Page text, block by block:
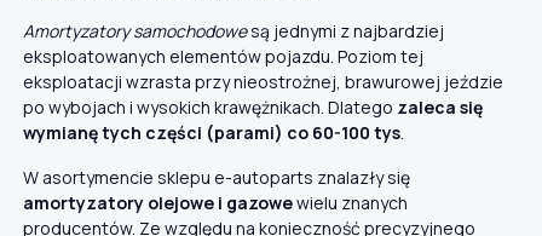
Amortyzatory samochodowesą jednymi z najbardziej
eksploatowanych elementów pojazdu. Poziom tej
eksploatacji wzrasta przy nieostrożnej, brawurowej jeździe
po wybojach i wysokich krawężnikach. Dlatego zaleca się
wymianę tych części (parami) co 60-100 tys.
W asortymencie sklepu e-autoparts znalazły się
amortyzatory olejowe i gazowewielu znanych
producentów. Ze względu na konieczność precyzyjnego